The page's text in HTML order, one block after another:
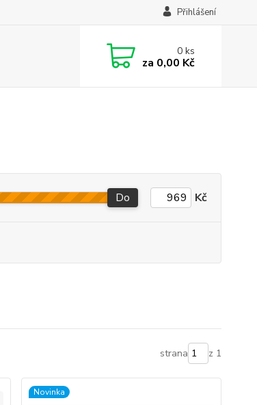
Přihlášení
0ks
za 0,00 Kč
Do Kč
strana z 1
Novinka